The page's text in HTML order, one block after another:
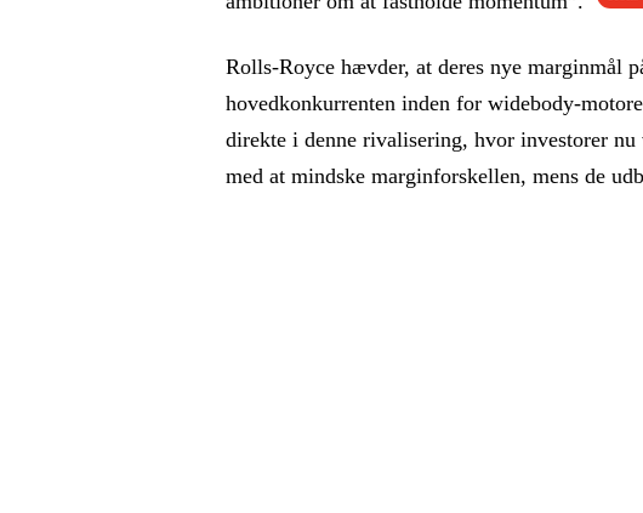
Rolls-Royce hævder, at deres nye marginmål
hovedkonkurrenten inden for widebody-
direkte i denne rivalisering, hvor investorer
med at mindske marginforskellen, mens de